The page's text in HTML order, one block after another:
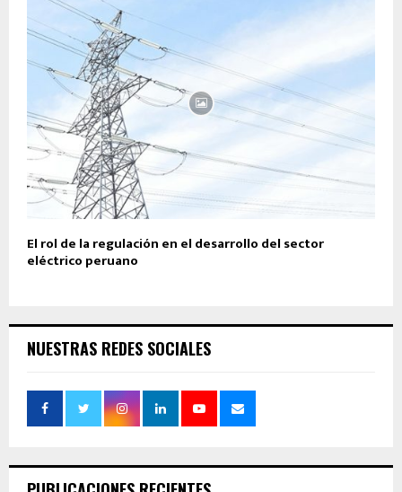
El rol de la regulación en el desarrollo del sector
eléctrico peruano
NUESTRAS REDES SOCIALES